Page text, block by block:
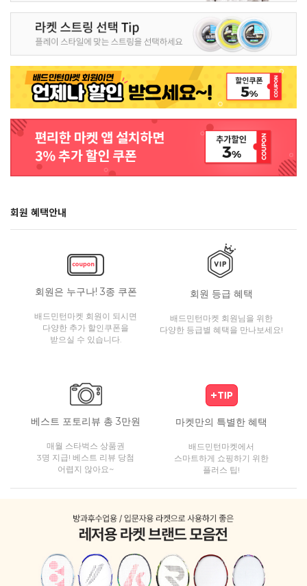
회원 혜택안내
회원은 누구나! 3종 쿠폰
배드민턴마켓 회원이 되시면
다양한 추가 할인쿠폰을
받으실 수 있습니다.
회원 등급 혜택
배드민턴마켓 회원님을 위한
다양한 등급별 혜택을 만나보세요!
베스트 포토리뷰 총 3만원
매월 스타벅스 상품권
3명 지급! 베스트 리뷰 당첨
어렵지 않아요~
마켓만의 특별한 혜택
배드민턴마켓에서
스마트하게 쇼핑하기 위한
플러스 팁!